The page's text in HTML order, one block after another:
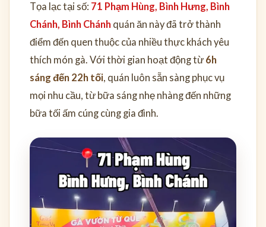
Tọa lạc tại số: 71 Phạm Hùng, Bình Hưng, Bình
Chánh, Bình Chánh quán ăn này đã trở thành
điểm đến quen thuộc của nhiều thực khách yêu
thích món gà. Với thời gian hoạt động từ 6h
sáng đến 22h tối, quán luôn sẵn sàng phục vụ
mọi nhu cầu, từ bữa sáng nhẹ nhàng đến những
bữa tối ấm cúng cùng gia đình.